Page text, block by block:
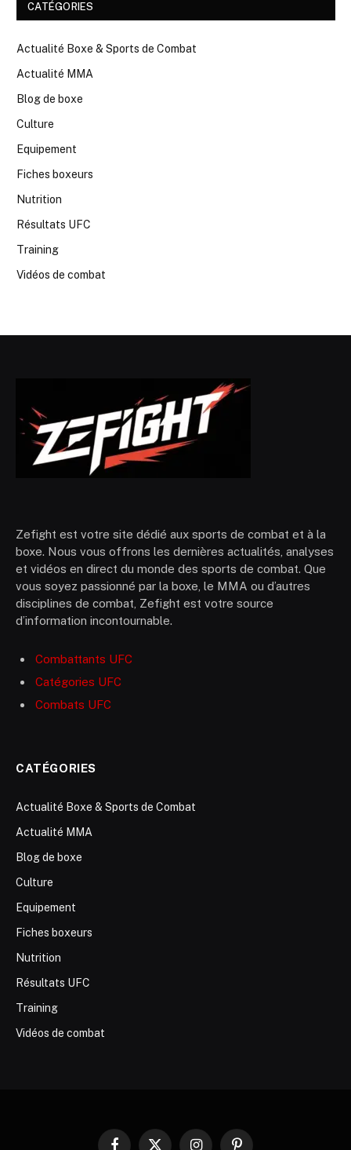
CATÉGORIES
Actualité Boxe & Sports de Combat
Actualité MMA
Blog de boxe
Culture
Equipement
Fiches boxeurs
Nutrition
Résultats UFC
Training
Vidéos de combat
Zefight est votre site dédié aux sports de combat et à la
boxe. Nous vous offrons les dernières actualités, analyses
et vidéos en direct du monde des sports de combat. Que
vous soyez passionné par la boxe, le MMA ou d’autres
disciplines de combat, Zefight est votre source
d’information incontournable.
Combattants UFC
Catégories UFC
Combats UFC
CATÉGORIES
Actualité Boxe & Sports de Combat
Actualité MMA
Blog de boxe
Culture
Equipement
Fiches boxeurs
Nutrition
Résultats UFC
Training
Vidéos de combat